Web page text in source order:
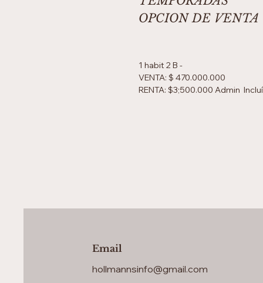
OPCION DE VENTA
1 habit 2 B -
VENTA: $ 470.000.000
RENTA: $3;500.000 Admin
Email
hollmannsinfo@gmail.com